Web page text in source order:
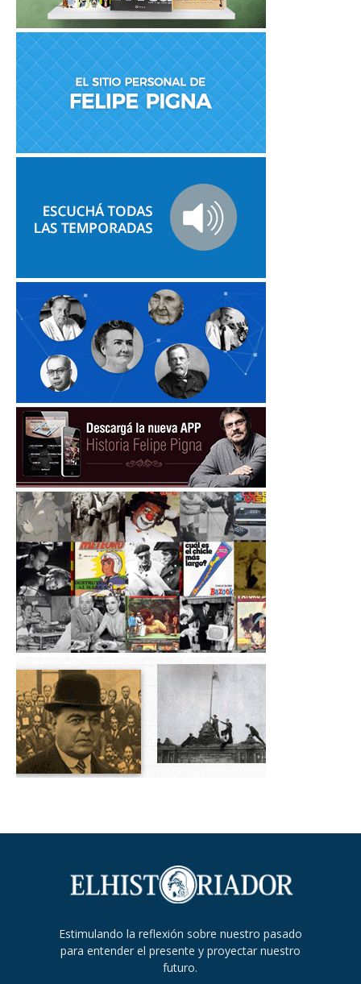
Estimulando la reflexión sobre nuestro pasado
para entender el presente y proyectar nuestro
futuro.